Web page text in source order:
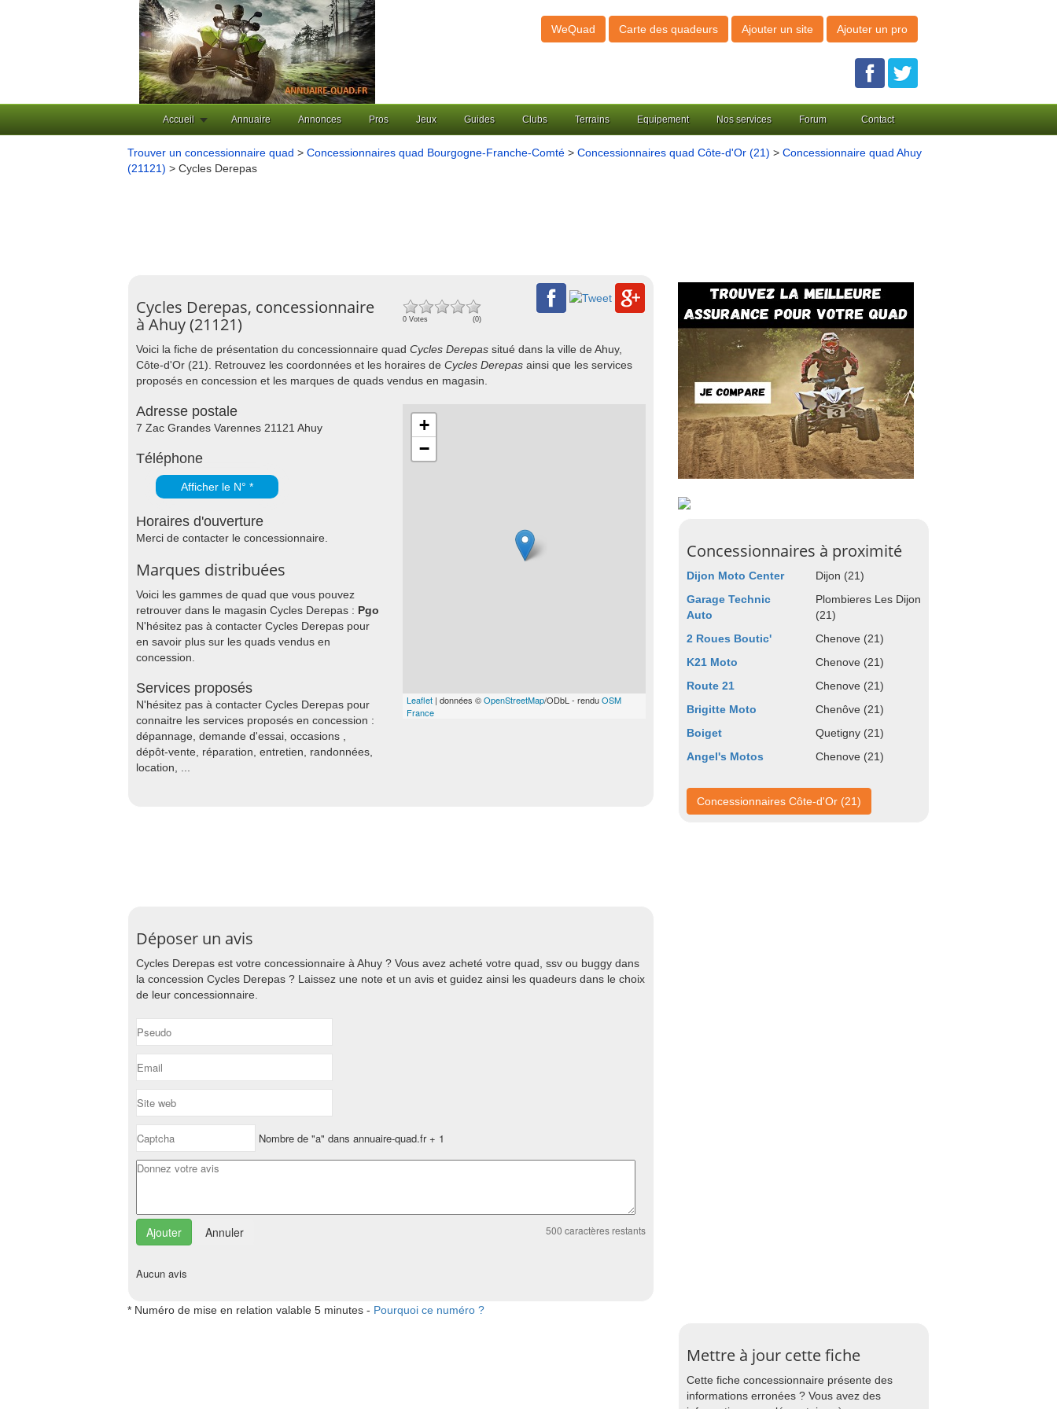
WeQuad Carte des quadeurs Ajouter un site Ajouter un pro
Accueil Annuaire Annonces Pros Jeux Guides Clubs Terrains Equipement Nos services Forum Contact
Trouver un concessionnaire quad > Concessionnaires quad Bourgogne-Franche-Comté > Concessionnaires quad Côte-d'Or (21) > Concessionnaire quad Ahuy
(21121) > Cycles Derepas
Cycles Derepas, concessionnaire
à Ahuy (21121)
0 Votes (0)
Voici la fiche de présentation du concessionnaire quad Cycles Derepas situé dans la ville de Ahuy,
Côte-d'Or (21). Retrouvez les coordonnées et les horaires de Cycles Derepas ainsi que les services
proposés en concession et les marques de quads vendus en magasin.
Adresse postale
7 Zac Grandes Varennes 21121 Ahuy
Téléphone
Afficher le N° *
Horaires d'ouverture
Merci de contacter le concessionnaire.
Marques distribuées
Voici les gammes de quad que vous pouvez
retrouver dans le magasin Cycles Derepas : Pgo
N'hésitez pas à contacter Cycles Derepas pour
en savoir plus sur les quads vendus en
concession.
Services proposés
N'hésitez pas à contacter Cycles Derepas pour
connaitre les services proposés en concession :
dépannage, demande d'essai, occasions ,
dépôt-vente, réparation, entretien, randonnées,
location, ...
+
−
Leaflet | données ©OpenStreetMap/ODbL - renduOSM
France
Déposer un avis
Cycles Derepas est votre concessionnaire à Ahuy ? Vous avez acheté votre quad, ssv ou buggy dans
la concession Cycles Derepas ? Laissez une note et un avis et guidez ainsi les quadeurs dans le choix
de leur concessionnaire.
Nombre de "a" dans annuaire-quad.fr + 1
Annuler 500 caractères restants
Aucun avis
* Numéro de mise en relation valable 5 minutes - Pourquoi ce numéro ?
Concessionnaires à proximité
Dijon Moto Center
Dijon (21)
Garage Technic
Auto
Plombieres Les Dijon
(21)
2 Roues Boutic'
Chenove (21)
K21 Moto
Chenove (21)
Route 21
Chenove (21)
Brigitte Moto
Chenôve (21)
Boiget
Quetigny (21)
Angel's Motos
Chenove (21)
Concessionnaires Côte-d'Or (21)
Mettre à jour cette fiche
Cette fiche concessionnaire présente des
informations erronées ? Vous avez des